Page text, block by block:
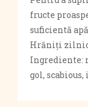
fructe
suficientă
Hrăniți zilnic
Ingrediente:
gol, scabious,